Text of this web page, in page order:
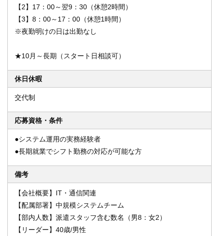
【2】17：00～翌9：30（休憩2時間）
【3】8：00～17：00（休憩1時間）
※夜勤明けの日は出勤なし
★10月～長期（スタート日相談可）
休日休暇
交代制
応募資格・条件
●システム運用の実務経験者
●長期就業でシフト勤務の対応が可能な方
備考
【会社概要】IT・通信関連
【配属部署】中規模システムチーム
【部内人数】派遣スタッフ含む数名（男8：女2）
【リーダー】40歳/男性